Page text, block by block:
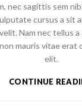
nec sagittis sem
cursus a sit
Nam nec tellus
mauris vitae erat
elit.
CONTINUE